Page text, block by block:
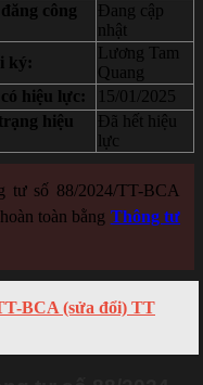
công
Đang cập
nhật
ký:
Lương Tam
Quang
hiệu lực:
15/01/2025
hiệu
Đã hết hiệu
lực
tư số 88/2024/TT-BCA
toàn bằng Thông tư
BCA (sửa đổi) TT